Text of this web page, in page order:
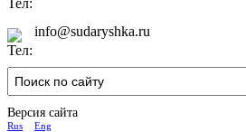
info@sudaryshka.ru
Версия сайта
Rus Eng